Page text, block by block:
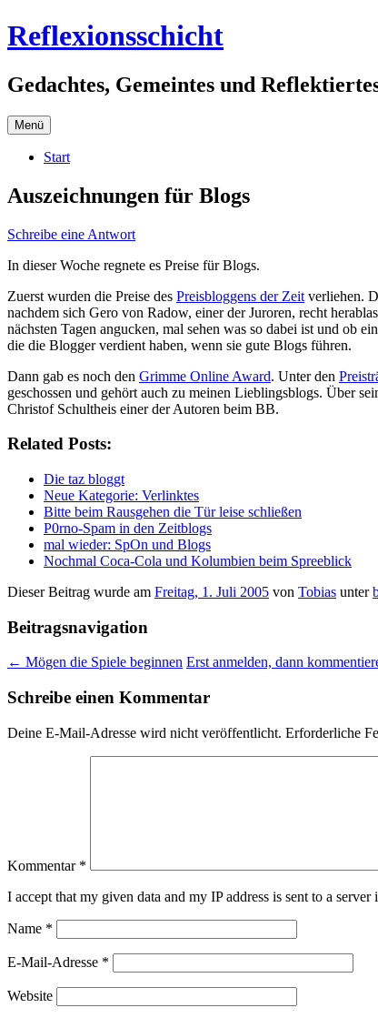
Zum
Inhalt
Reflexionsschicht
Gedachtes, Gemeintes und
Menü
Start
Auszeichnungen für Blogs
Schreibe eine Antwort
In dieser Woche regnete es Preise für Blogs.
Zuerst wurden die Preise des Preisbloggens der Zeit verliehen.
nachdem sich Gero von Radow, einer der Juroren, recht
nächsten Tagen angucken, mal sehen was so dabei ist und ob
die die Blogger verdient haben, wenn sie gute Blogs führen.
Dann gab es noch den Grimme Online Award. Unter den
geschossen und gehört auch zu meinen Lieblingsblogs. Über
Christof Schultheis einer der Autoren beim BB.
Related Posts:
Die taz bloggt
Neue Kategorie: Verlinktes
Bitte beim Rausgehen die Tür leise schließen
P0rno-Spam in den Zeitblogs
mal wieder: SpOn und Blogs
Nochmal Coca-Cola und Kolumbien beim Spreeblick
Dieser Beitrag wurde am Freitag, 1. Juli 2005 von Tobias unter
Beitragsnavigation
← Mögen die Spiele beginnen Erst anmelden, dann
Schreibe einen Kommentar
Deine E-Mail-Adresse wird nicht veröffentlicht. Erforderliche
Kommentar *
I accept that my given data and my IP address is sent to a
Name *
E-Mail-Adresse *
Website